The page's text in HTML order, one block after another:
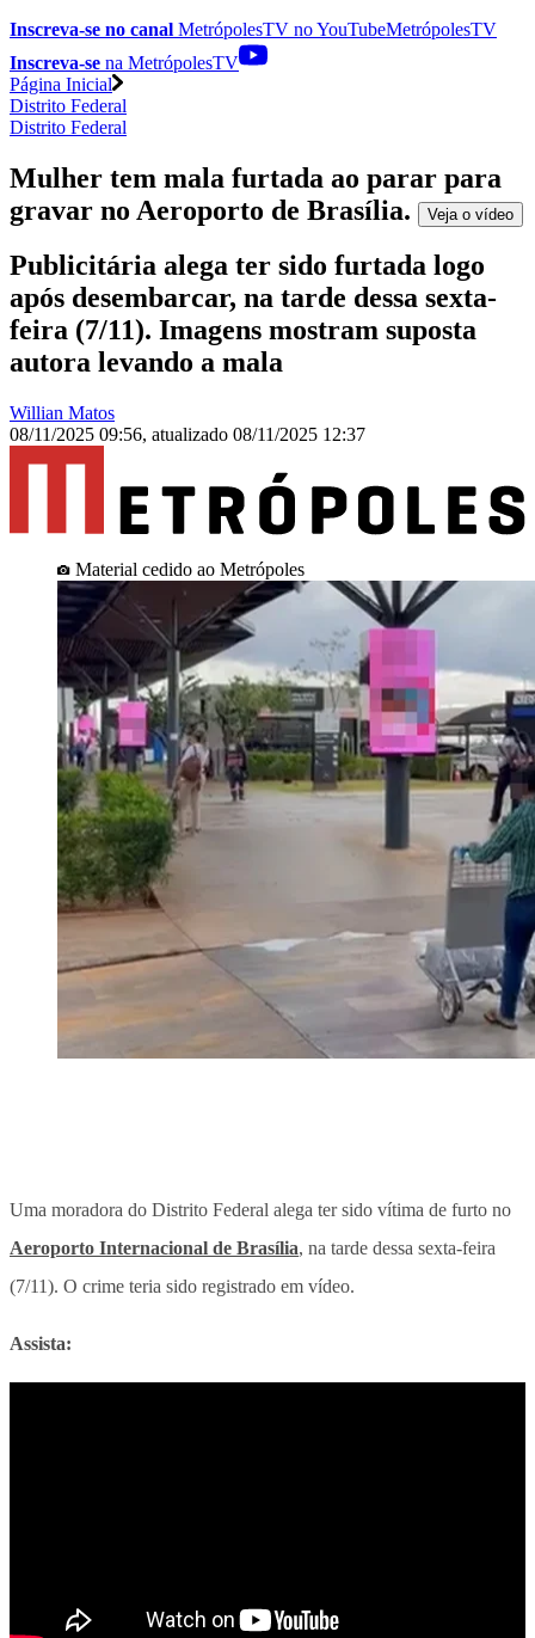
Inscreva-se no canal MetrópolesTV noYouTubeMetrópolesTV
Inscreva-se na MetrópolesTV
Página Inicial
Distrito Federal
Distrito Federal
Mulher tem mala furtada ao parar para
gravar no Aeroporto de Brasília. Veja o vídeo
Publicitária alega ter sido furtada logo
após desembarcar, na tarde dessa sexta-
feira (7/11). Imagens mostram suposta
autora levando a mala
Willian Matos
08/11/2025 09:56, atualizado 08/11/2025 12:37
Material cedido ao Metrópoles
Uma moradora do Distrito Federal alega ter sido vítima de furto no
Aeroporto Internacional de Brasília, na tarde dessa sexta-feira
(7/11). O crime teria sido registrado em vídeo.
Assista: